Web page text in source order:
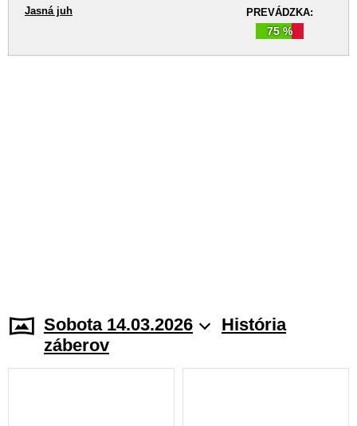
PREVÁDZKA:
75 %
Jasná juh
Sobota 14.03.2026
História
záberov